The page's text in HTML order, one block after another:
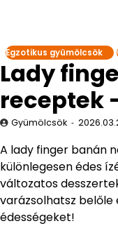
Egzotikus gyümölcsök
Lady
receptek
Gyümölcsök
A lady finger banán
különlegesen édes
változatos
varázsolhatsz belőle
édességeket!